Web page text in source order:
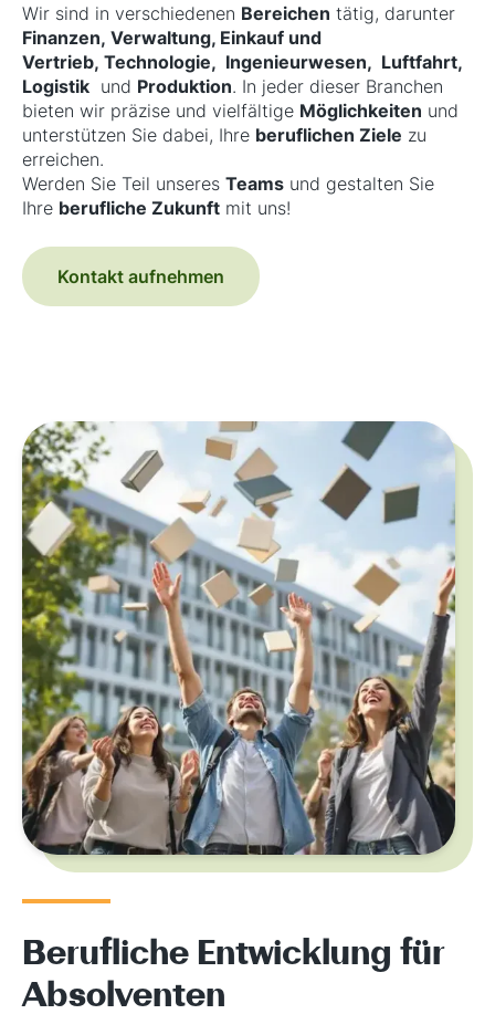
Wir sind in verschiedenen Bereichen tätig, darunter
Finanzen, Verwaltung, Einkauf und
Vertrieb, Technologie, Ingenieurwesen, Luftfahrt,
Logistik und Produktion. In jeder dieser Branchen
bieten wir präzise und vielfältige Möglichkeiten und
unterstützen Sie dabei, Ihre beruflichen Ziele zu
erreichen.
Werden Sie Teil unseres Teams und gestalten Sie
Ihre berufliche Zukunft mit uns!
Kontakt aufnehmen
Berufliche Entwicklung für
Absolventen